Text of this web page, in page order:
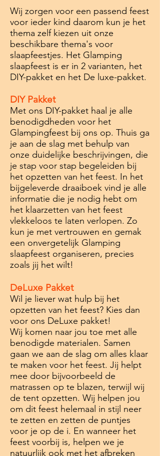
Wij zorgen voor een passend feest
voor ieder kind daarom kun je het
thema zelf kiezen uit onze
beschikbare thema's voor
slaapfeestjes. ​Het Glamping
slaapfeest is er in 2 varianten, het
DIY-pakket en het De luxe-pakket.
DIY Pakket
Met ons DIY-pakket haal je alle
benodigdheden voor het
Glampingfeest bij ons op. Thuis ga
je aan de slag met behulp van
onze duidelijke beschrijvingen, die
je stap voor stap begeleiden bij
het opzetten van het feest. In het
bijgeleverde draaiboek vind je alle
informatie die je nodig hebt om
het klaarzetten van het feest
vlekkeloos te laten verlopen. Zo
kun je met vertrouwen en gemak
een onvergetelijk Glamping
slaapfeest organiseren, precies
zoals jij het wilt!
DeLuxe Pakket
Wil je liever wat hulp bij het
opzetten van het feest? Kies dan
voor ons DeLuxe pakket!
Wij komen naar jou toe met alle
benodigde materialen. Samen
gaan we aan de slag om alles klaar
te maken voor het feest. Jij helpt
mee door bijvoorbeeld de
matrassen op te blazen, terwijl wij
de tent opzetten. Wij helpen jou
om dit feest helemaal in stijl neer
te zetten en zetten de puntjes
voor je op de i. En wanneer het
feest voorbij is, helpen we je
natuurlijk ook met het afbreken